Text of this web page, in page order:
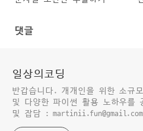
댓글
일상의코딩
반갑습니다. 개개인을 위한 소규모
및 다양한 파이썬 활용 노하우를
및 잡담 : martinii.fun@gmail.com